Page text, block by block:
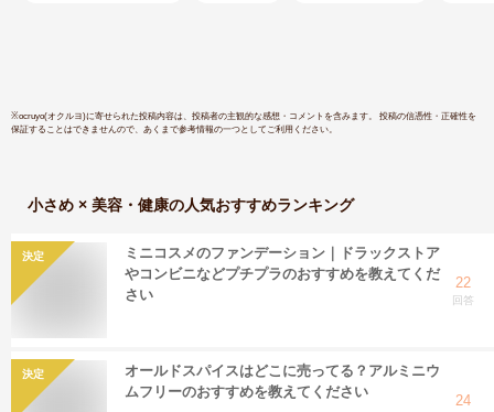
※ocruyo(オクルヨ)に寄せられた投稿内容は、投稿者の主観的な感想・コメントを含みます。 投稿の信憑性・正確性を
保証することはできませんので、あくまで参考情報の一つとしてご利用ください。
小さめ × 美容・健康の人気おすすめランキング
決定
ミニコスメのファンデーション｜ドラックストア
やコンビニなどプチプラのおすすめを教えてくだ
さい
22
回答
決定
オールドスパイスはどこに売ってる？アルミニウ
ムフリーのおすすめを教えてください
24